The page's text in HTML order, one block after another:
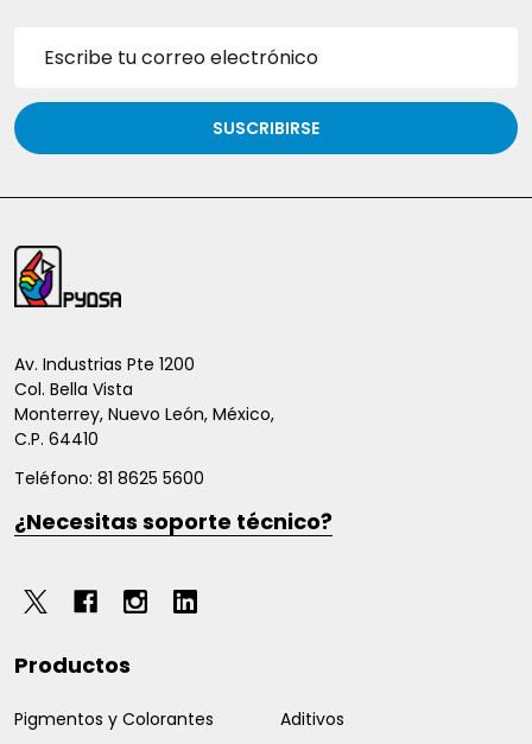
correo
electrónico
SUSCRIBIRSE
Inicio
del
de
página
Av. Industrias Pte 1200
Col. Bella Vista
Monterrey, Nuevo León, México,
C.P. 64410
Teléfono: 81 8625 5600
¿Necesitas soporte técnico?
Productos
Pigmentos y Colorantes
Aditivos